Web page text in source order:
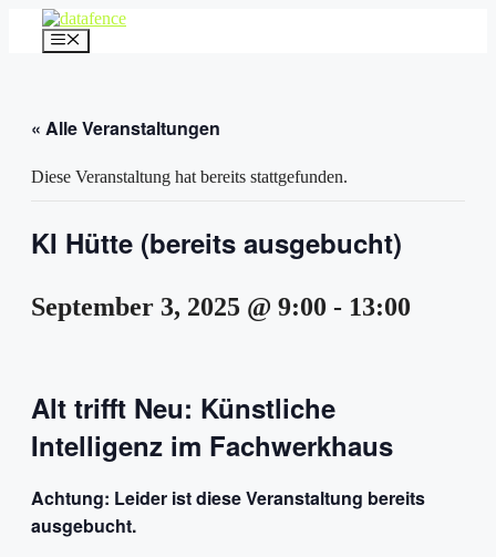
Inhalt
springen
Menü
« Alle Veranstaltungen
Diese Veranstaltung hat bereits stattgefunden.
KI Hütte (bereits ausgebucht)
September 3, 2025 @ 9:00 - 13:00
Alt trifft Neu: Künstliche
Intelligenz im Fachwerkhaus
Achtung: Leider ist diese Veranstaltung bereits
ausgebucht.